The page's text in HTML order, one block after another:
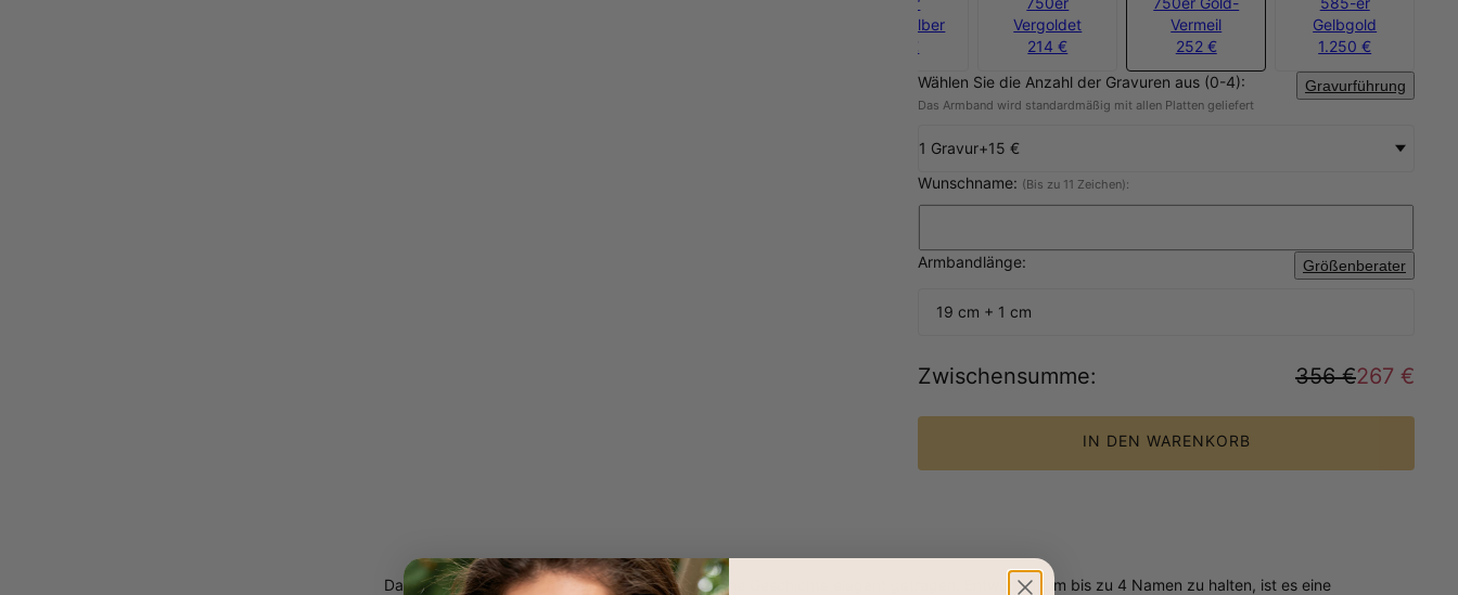
Sterlingsilber
Vergoldet
214 €
Vermeil
252 €
Gelbgold
1.250 €
Wählen Sie die Anzahl der Gravuren aus (0-4):
Gravurführung
Das Armband wird standardmäßig mit allen Platten geliefert
1 Gravur+15 €
Wunschname: (Bis zu 11 Zeichen):
Armbandlänge: Größenberater
19 cm + 1 cm
Zwischensumme: 356 €267 €
IN DEN WARENKORB
Das Cosmos Armband für Herren - Ihre persönliche Geschichte elegant getragen. Entworfen, um bis zu 4 Namen zu halten, ist es eine